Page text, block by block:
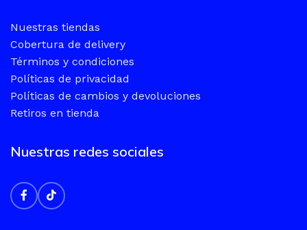
Nuestras tiendas
Cobertura de delivery
Términos y condiciones
Políticas de privacidad
Políticas de cambios y devoluciones
Retiros en tienda
Nuestras redes sociales